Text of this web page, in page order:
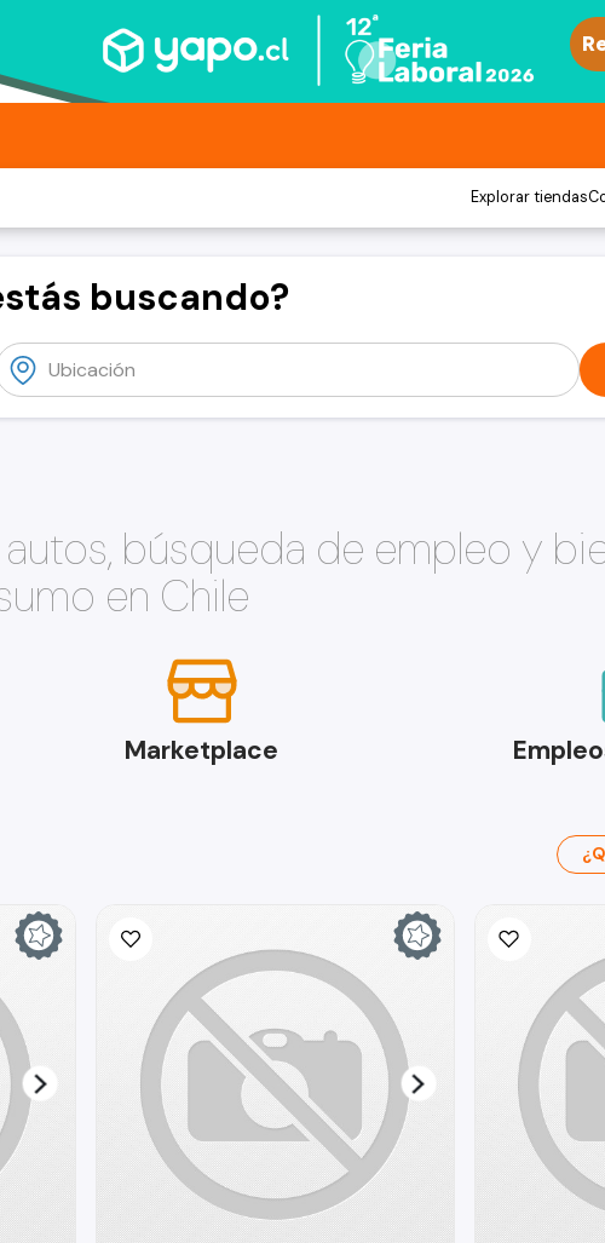
Explorar tiendas
buscando?
búsqueda de empleo y
en Chile
Marketplace